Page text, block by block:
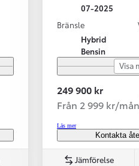
07-2025
Bränsle
Hybrid
Bensin
Visa
249 900 kr
Från 2 999 kr/mån
Läs mer
Kontakta
Jämförelse